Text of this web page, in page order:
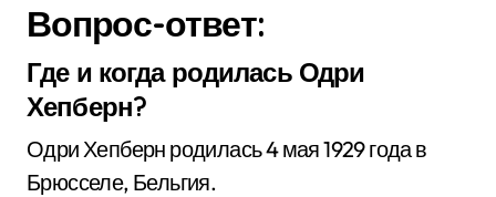
Вопрос-ответ:
Где и когда родилась Одри
Хепберн?
Одри Хепберн родилась 4 мая 1929 года в
Брюсселе, Бельгия.